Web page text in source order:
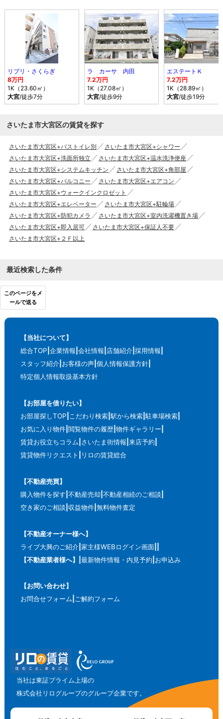
リブリ・さくらぎ
8万円
1K（23.60㎡）
大宮/徒歩7分
ラ カーサ 内田
7.2万円
1K（27.08㎡）
大宮/徒歩9分
エステートＫ
7.2万円
1K（28.89㎡）
大宮/徒歩19分
さいたま市大宮区の賃貸を探す
さいたま市大宮区+バストイレ別
さいたま市大宮区+シャワー
さいたま市大宮区+洗面所独立
さいたま市大宮区+温水洗浄便座
さいたま市大宮区+システムキッチン
さいたま市大宮区+角部屋
さいたま市大宮区+バルコニー
さいたま市大宮区+エアコン
さいたま市大宮区+ウォークインクロゼット
さいたま市大宮区+エレベーター
さいたま市大宮区+駐輪場
さいたま市大宮区+防犯カメラ
さいたま市大宮区+室内洗濯機置き場
さいたま市大宮区+即入居可
さいたま市大宮区+保証人不要
さいたま市大宮区+２Ｆ以上
最近検索した条件
このページをメ
ールで送る
【当社について】
総合TOP 企業情報 会社情報 店舗紹介 採用情報
スタッフ紹介 お客様の声 個人情報保護方針
特定個人情報取扱基本方針
【お部屋を借りたい】
お部屋探しTOP こだわり検索 駅から検索 駐車場検索
お気に入り物件 閲覧物件の履歴 物件ギャラリー
賃貸お役立ちコラム さいたま街情報 来店予約
賃貸物件リクエスト
リロの賃貸総合
【不動産売買】
購入物件を探す 不動産売却 不動産相続のご相談
空き家のご相談 収益物件 無料物件査定
【不動産オーナー様へ】
ライブ大興のご紹介 家主様WEBログイン画面
【不動産業者様へ】
最新物件情報・内見予約 お申込み
【お問い合わせ】
お問合せフォーム ご解約フォーム
当社は東証プライム上場の
株式会社リログループのグループ企業です。